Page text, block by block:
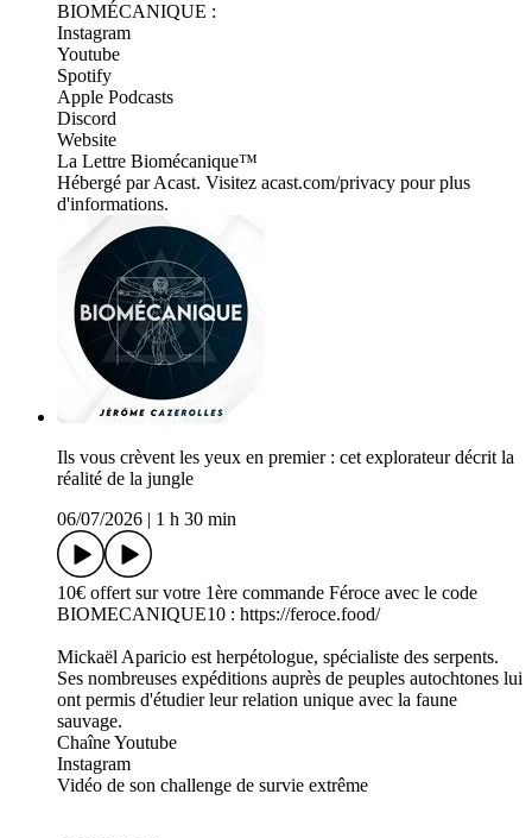
BIOMÉCANIQUE :
​⁠⁠⁠⁠⁠⁠⁠⁠⁠⁠⁠⁠⁠⁠⁠⁠⁠⁠⁠⁠⁠⁠⁠⁠⁠⁠⁠⁠⁠⁠⁠⁠⁠⁠⁠⁠⁠⁠⁠⁠⁠⁠⁠⁠⁠⁠⁠⁠⁠⁠⁠⁠⁠⁠⁠⁠⁠⁠⁠⁠⁠⁠⁠⁠⁠⁠⁠⁠⁠⁠⁠⁠⁠⁠⁠⁠⁠⁠⁠⁠⁠⁠⁠⁠⁠⁠⁠⁠⁠⁠⁠⁠⁠⁠⁠⁠⁠⁠⁠⁠⁠⁠⁠⁠⁠⁠⁠⁠⁠⁠⁠⁠⁠⁠⁠⁠⁠⁠⁠⁠⁠⁠⁠⁠⁠⁠⁠⁠⁠⁠⁠⁠⁠⁠⁠⁠⁠⁠⁠⁠⁠⁠⁠⁠⁠⁠⁠Instagram⁠⁠⁠⁠⁠⁠⁠⁠⁠⁠⁠⁠⁠⁠⁠⁠⁠⁠⁠⁠⁠⁠⁠⁠⁠⁠⁠⁠⁠⁠⁠⁠⁠⁠⁠⁠⁠⁠⁠⁠⁠⁠⁠⁠⁠⁠⁠⁠⁠⁠
⁠⁠⁠⁠⁠⁠⁠⁠⁠⁠⁠⁠⁠⁠⁠⁠⁠⁠⁠⁠⁠⁠⁠​⁠⁠⁠⁠⁠⁠⁠⁠⁠⁠⁠⁠⁠⁠⁠⁠⁠⁠⁠⁠⁠⁠Youtube⁠⁠⁠⁠⁠⁠⁠⁠⁠⁠⁠⁠⁠⁠⁠⁠⁠⁠⁠⁠⁠⁠⁠⁠⁠⁠⁠⁠⁠⁠⁠⁠⁠⁠⁠⁠⁠⁠⁠⁠⁠⁠⁠⁠⁠⁠⁠⁠⁠⁠
⁠⁠⁠⁠⁠⁠⁠⁠⁠⁠⁠⁠⁠⁠⁠⁠⁠⁠⁠⁠⁠⁠⁠​⁠⁠⁠⁠⁠⁠⁠⁠⁠⁠⁠⁠⁠⁠⁠⁠⁠⁠⁠⁠⁠⁠⁠⁠⁠⁠Spotify⁠⁠⁠⁠⁠⁠⁠⁠⁠⁠⁠⁠⁠⁠⁠⁠⁠⁠⁠⁠⁠⁠⁠⁠⁠⁠⁠⁠⁠⁠⁠⁠⁠⁠⁠⁠⁠⁠⁠⁠⁠⁠⁠⁠⁠⁠⁠⁠⁠
​⁠⁠⁠⁠⁠⁠⁠⁠⁠⁠⁠⁠⁠⁠⁠⁠⁠⁠⁠⁠⁠⁠⁠⁠⁠⁠⁠⁠⁠⁠⁠⁠⁠⁠⁠⁠⁠⁠⁠⁠⁠⁠⁠⁠⁠Apple Podcasts⁠⁠⁠⁠⁠⁠⁠⁠⁠⁠⁠⁠⁠⁠⁠⁠⁠⁠⁠⁠⁠⁠⁠⁠⁠⁠⁠⁠⁠⁠⁠⁠⁠⁠⁠⁠⁠⁠⁠⁠⁠⁠⁠⁠⁠⁠⁠⁠⁠
​⁠⁠⁠⁠⁠⁠⁠⁠⁠⁠⁠⁠⁠⁠⁠⁠⁠⁠⁠⁠⁠⁠⁠⁠⁠⁠⁠⁠⁠⁠⁠⁠⁠⁠⁠⁠⁠⁠⁠⁠⁠⁠⁠⁠⁠⁠⁠⁠Discord⁠⁠⁠⁠⁠⁠⁠⁠⁠⁠⁠⁠⁠⁠⁠⁠⁠⁠⁠⁠⁠⁠⁠⁠⁠⁠⁠⁠⁠⁠⁠⁠⁠⁠⁠⁠⁠⁠⁠⁠⁠⁠⁠⁠⁠⁠⁠⁠
​⁠⁠⁠⁠⁠⁠⁠⁠⁠⁠⁠⁠⁠⁠⁠⁠⁠⁠⁠⁠⁠⁠⁠⁠⁠⁠⁠⁠⁠⁠⁠⁠⁠⁠⁠⁠⁠⁠⁠⁠⁠⁠⁠⁠⁠⁠⁠⁠Website⁠⁠⁠⁠⁠⁠⁠⁠⁠⁠⁠⁠⁠⁠⁠⁠⁠⁠⁠⁠⁠⁠⁠⁠⁠⁠⁠⁠⁠⁠⁠⁠⁠⁠⁠⁠⁠⁠⁠⁠⁠⁠⁠⁠⁠⁠⁠⁠
⁠⁠⁠⁠​⁠⁠⁠⁠⁠⁠⁠⁠⁠⁠⁠⁠⁠⁠⁠⁠⁠⁠⁠⁠⁠⁠⁠⁠⁠⁠⁠⁠⁠⁠⁠⁠⁠⁠⁠⁠⁠⁠⁠⁠⁠⁠⁠⁠​⁠⁠⁠⁠⁠⁠⁠⁠⁠⁠⁠⁠⁠⁠⁠⁠⁠⁠⁠⁠⁠⁠⁠⁠⁠⁠⁠⁠⁠⁠⁠⁠⁠⁠⁠⁠⁠⁠⁠⁠⁠⁠⁠⁠⁠⁠⁠La Lettre Biomécanique⁠⁠⁠⁠⁠⁠⁠⁠⁠⁠⁠⁠⁠⁠⁠⁠⁠⁠⁠⁠⁠⁠⁠⁠⁠⁠⁠⁠⁠⁠⁠⁠⁠⁠⁠⁠⁠⁠⁠⁠⁠⁠⁠⁠⁠⁠⁠⁠⁠™
Hébergé par Acast. Visitez acast.com/privacy pour plus
d'informations.
Ils vous crèvent les yeux en premier : cet explorateur décrit la
réalité de la jungle
06/07/2026
1 h 30 min
10€ offert sur votre 1ère commande Féroce avec le code
BIOMECANIQUE10 : ⁠⁠⁠https://feroce.food/⁠
Mickaël Aparicio est herpétologue, spécialiste des serpents.
Ses nombreuses expéditions auprès de peuples autochtones lui
ont permis d'étudier leur relation unique avec la faune
sauvage.
⁠Chaîne Youtube⁠
⁠Instagram⁠
⁠Vidéo de son challenge de survie extrême⁠